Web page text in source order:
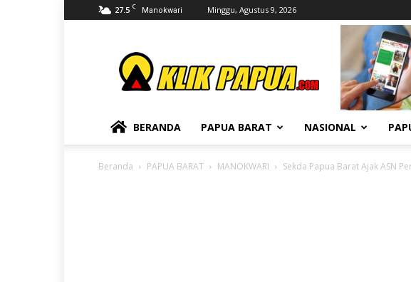
27.5 C Manokwari Minggu, Agustus 9, 2026
BERANDA PAPUA BARAT NASIONAL
Beranda PAPUA BARAT MANOKWARI Sekda Papua Barat Ajak ASN